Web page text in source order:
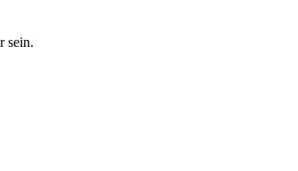
sein.